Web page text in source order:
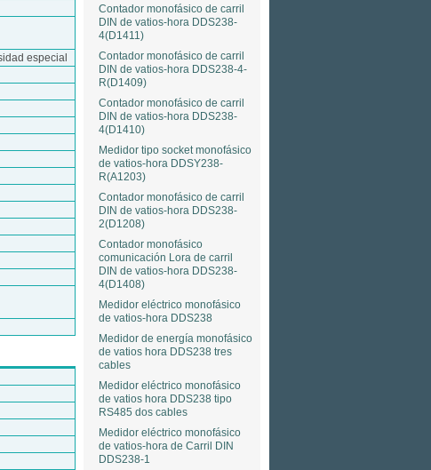
especial
Contador monofásico de carril
DIN de vatios-hora DDS238-
4(D1411)
Contador monofásico de carril
DIN de vatios-hora DDS238-4-
R(D1409)
Contador monofásico de carril
DIN de vatios-hora DDS238-
4(D1410)
Medidor tipo socket monofásico
de vatios-hora DDSY238-
R(A1203)
Contador monofásico de carril
DIN de vatios-hora DDS238-
2(D1208)
Contador monofásico
comunicación Lora de carril
DIN de vatios-hora DDS238-
4(D1408)
Medidor eléctrico monofásico
de vatios-hora DDS238
Medidor de energía monofásico
de vatios hora DDS238 tres
cables
Medidor eléctrico monofásico
de vatios hora DDS238 tipo
RS485 dos cables
Medidor eléctrico monofásico
de vatios-hora de Carril DIN
DDS238-1